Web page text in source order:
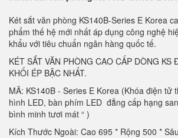
Két sắt văn phòng KS140B-Series E Korea
phẩm thế hệ mới nhất áp dụng công nghệ
khẩu với tiêu chuẩn ngân hàng quốc tế.
KÉT SẮT VĂN PHÒNG CAO CẤP DÒNG KS
KHỐI ÉP BẬC NHẤT.
MÃ: KS140B - Series E Korea (Khóa điện tử
hình LED, bàn phím LED đẳng cấp hạng
bình minh tươi mát “ )
Kích Thước Ngoài: Cao 695 * Rộng 500 *